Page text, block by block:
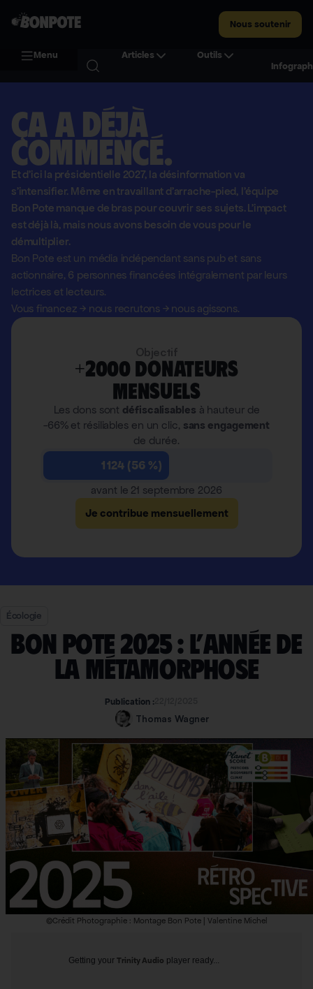
Nous soutenir
Menu Articles
Outils
Ça a déjà
commencé.
Et d'ici la présidentielle 2027, la désinformation va
s'intensifier. Même en travaillant d'arrache-pied, l'équipe
Bon Pote manque de bras pour couvrir ses sujets. L'impact
est déjà là, mais nous avons besoin de vous pour le
démultiplier.
Bon Pote est un média indépendant sans pub et sans
actionnaire, 6 personnes financées intégralement par leurs
lectrices et lecteurs.
Vous financez→ nous recrutons →nous agissons.
+2000 donateurs
mensuels
Les dons sont défiscalisables à hauteur de
-66% et résiliables en un clic, sans engagement
de durée.
1 124 (56 %)
avant le 21 septembre 2026
Je contribue mensuellement
Écologie
Bon Pote 2025 : l’année de
la métamorphose
Publication :22/12/2025
Thomas Wagner
©Crédit Photographie : Montage Bon Pote | Valentine Michel
Getting your Trinity Audio player ready...